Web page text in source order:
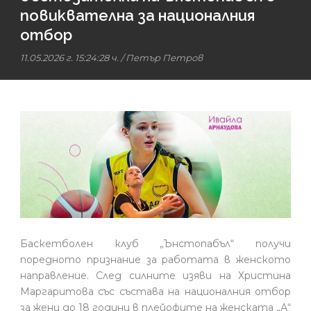
повиквателна за националния
отбор
11.05.2026 г. 15:24:28 ч. /Петър Петров
Баскетболен клуб „Ънстопабъл“ получи
поредното признание за работата в женското
направление. След силните изяви на Христина
Маргаритова със състава на националния отбор
за жени до 18 години в плейофите на женската „А“